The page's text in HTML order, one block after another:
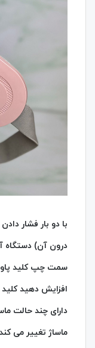
با دو بار فشار
درون آن) دستگاه
افزایش دهید
دارای چند حالت